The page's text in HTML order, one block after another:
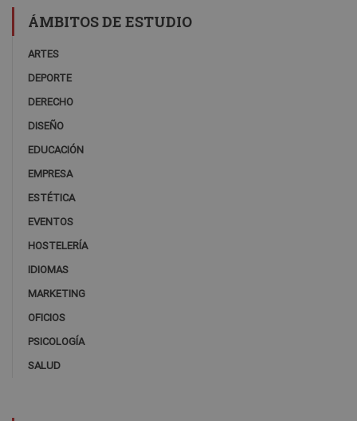
ÁMBITOS DE ESTUDIO
ARTES
DEPORTE
DERECHO
DISEÑO
EDUCACIÓN
EMPRESA
ESTÉTICA
EVENTOS
HOSTELERÍA
IDIOMAS
MARKETING
OFICIOS
PSICOLOGÍA
SALUD